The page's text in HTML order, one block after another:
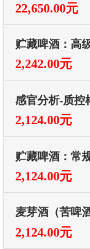
22,650.00元
贮藏啤酒：高
2,242.00元
感官分析-质控
2,124.00元
贮藏啤酒：常
2,124.00元
麦芽酒（苦啤
2,124.00元